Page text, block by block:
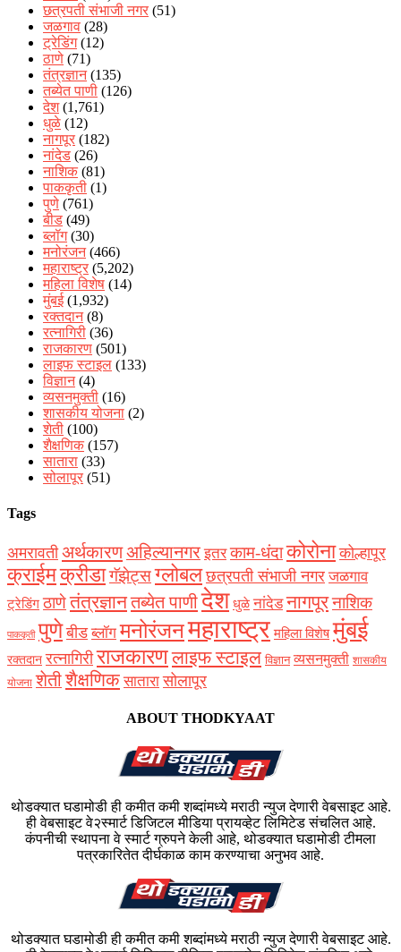
छत्रपती संभाजी नगर (51)
जळगाव (28)
ट्रेडिंग(12)
ठाणे (71)
तंत्रज्ञान(135)
तब्येत पाणी (126)
देश(1,761)
धुळे (12)
नागपूर (182)
नांदेड (26)
नाशिक (81)
पाककृती (1)
पुणे (761)
बीड (49)
ब्लॉग(30)
मनोरंजन(466)
महाराष्ट्र (5,202)
महिला विशेष (14)
मुंबई(1,932)
रक्‍तदान(8)
रत्नागिरी (36)
राजकारण (501)
लाइफ स्टाइल (133)
विज्ञान(4)
व्यसनमुक्ती (16)
शासकीय योजना (2)
शेती (100)
शैक्षणिक (157)
सातारा (33)
सोलापूर (51)
Tags
अमरावती अर्थकारणअहिल्यानगर इतर काम-धंदाकोरोना कोल्हापूर
क्राईमक्रीडागॅझेट्सग्लोबल छत्रपती संभाजी नगर जळगाव
ट्रेडिंग ठाणेतंत्रज्ञानतब्येत पाणीदेश धुळे नांदेड नागपूरनाशिक
पाककृती पुणे बीड ब्लॉग मनोरंजनमहाराष्ट्र महिला विशेष मुंबई
रक्‍तदान रत्नागिरी राजकारणलाइफ स्टाइल विज्ञान व्यसनमुक्ती शासकीय
योजना शेतीशैक्षणिक सातारा सोलापूर
ABOUT THODKYAAT
थोडक्यात घडामोडी ही कमीत कमी शब्दांमध्ये मराठी न्युज देणारी वेबसाइट आहे.
ही वेबसाइट वे२स्मार्ट डिजिटल मीडिया प्रायव्हेट लिमिटेड संचलित आहे.
कंपनीची स्थापना वे स्मार्ट ग्रुपने केली आहे, थोडक्यात घडामोडी टीमला
पत्रकारितेत दीर्घकाळ काम करण्याचा अनुभव आहे.
थोडक्यात घडामोडी ही कमीत कमी शब्दांमध्ये मराठी न्युज देणारी वेबसाइट आहे.